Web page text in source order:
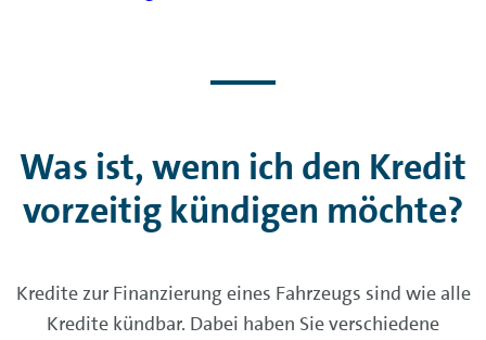
Was ist, wenn ich den Kredit
vorzeitig kündigen möchte?
Kredite zur Finanzierung eines Fahrzeugs sind wie alle
Kredite kündbar. Dabei haben Sie verschiedene